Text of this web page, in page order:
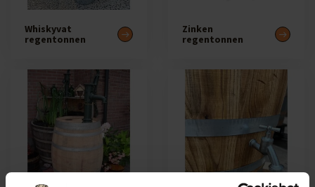
Whiskyvat
regentonnen
Zinken
regentonnen